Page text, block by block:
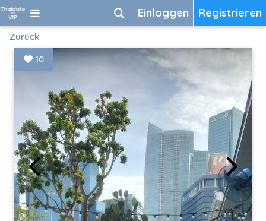
Registrieren
Einloggen
Zurück
10